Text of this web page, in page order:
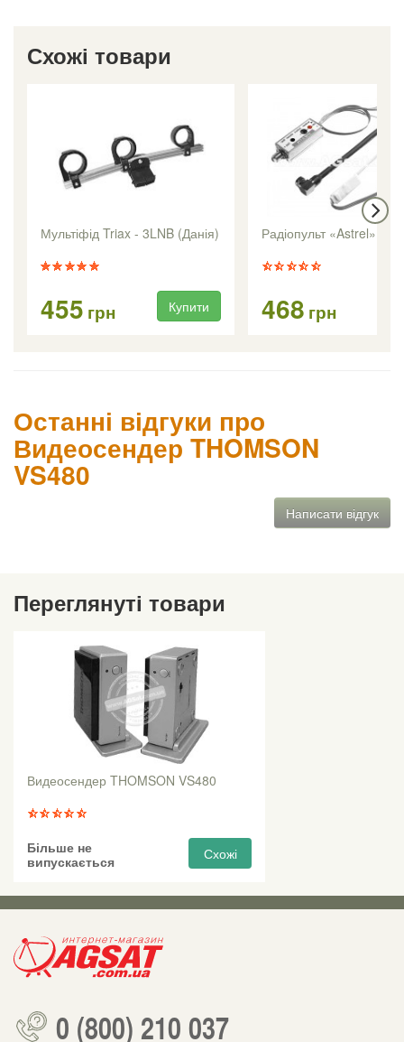
Схожі товари
Мультіфід Triax - 3LNB (Данія)
455 грн Купити
Радіопульт «Astrel»
468 грн
Останні відгуки про
Видеосендер THOMSON
VS480
Написати відгук
Переглянуті товари
Видеосендер THOMSON VS480
Більше не
випускається
Схожі
0 (800) 210 037